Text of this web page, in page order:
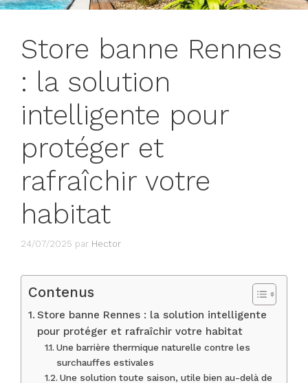
Store banne Rennes
: la solution
intelligente pour
protéger et
rafraîchir votre
habitat
24/07/2025 par Hector
Contenus
Store banne Rennes : la solution intelligente
pour protéger et rafraîchir votre habitat
Une barrière thermique naturelle contre les
surchauffes estivales
Une solution toute saison, utile bien au-delà de